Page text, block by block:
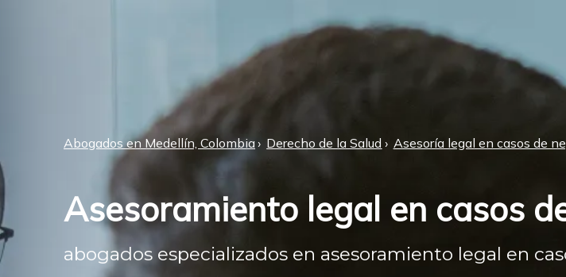
Abogados en Medellín, Colombia Derecho de la Salud Asesoría legal en casos de
Asesoramiento legal en casos
abogados especializados en asesoramiento legal en